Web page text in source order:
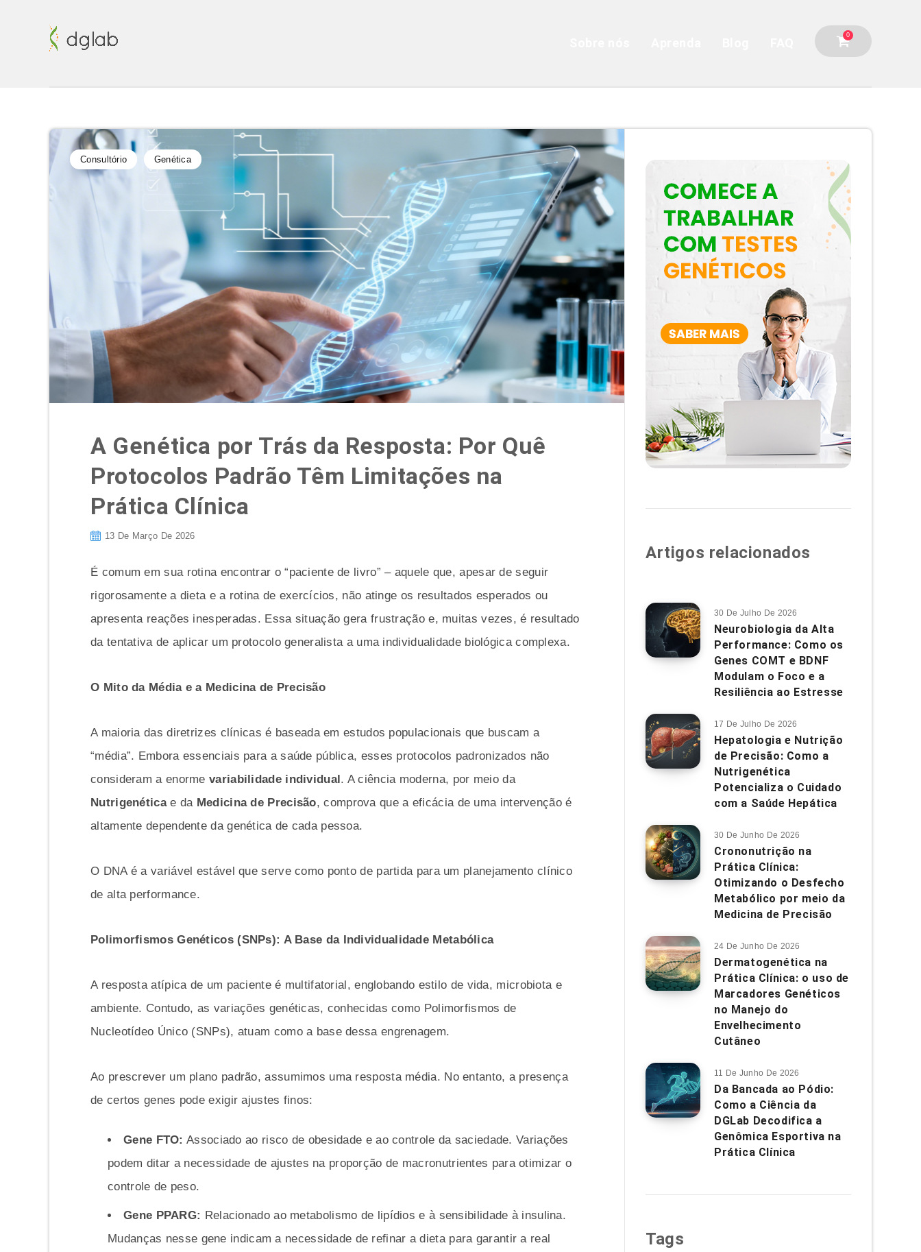
0
Consultório Genética
A Genética por Trás da Resposta: Por Quê
Protocolos Padrão Têm Limitações na
Prática Clínica
13 De Março De 2026
É comum em sua rotina encontrar o “paciente de livro” – aquele que, apesar de seguir
rigorosamente a dieta e a rotina de exercícios, não atinge os resultados esperados ou
apresenta reações inesperadas. Essa situação gera frustração e, muitas vezes, é resultado
da tentativa de aplicar um protocolo generalista a uma individualidade biológica complexa.
O Mito da Média e a Medicina de Precisão
A maioria das diretrizes clínicas é baseada em estudos populacionais que buscam a
“média”. Embora essenciais para a saúde pública, esses protocolos padronizados não
consideram a enormevariabilidade individual. A ciência moderna, por meio da
Nutrigenéticae da Medicina de Precisão, comprova que a eficácia de uma intervenção é
altamente dependente da genética de cada pessoa.
O DNA é a variável estável que serve como ponto de partida para um planejamento clínico
de alta performance.
Polimorfismos Genéticos (SNPs): A Base da Individualidade Metabólica
A resposta atípica de um paciente é multifatorial, englobando estilo de vida, microbiota e
ambiente. Contudo, as variações genéticas, conhecidas como Polimorfismos de
Nucleotídeo Único (SNPs), atuam como a base dessa engrenagem.
Ao prescrever um plano padrão, assumimos uma resposta média. No entanto, a presença
de certos genes pode exigir ajustes finos:
Gene FTO: Associado ao risco de obesidade e ao controle da saciedade. Variações
podem ditar a necessidade de ajustes na proporção de macronutrientes para otimizar o
controle de peso.
Gene PPARG: Relacionado ao metabolismo de lipídios e à sensibilidade à insulina.
Mudanças nesse gene indicam a necessidade de refinar a dieta para garantir a real
Artigos relacionados
30 De Julho De 2026
Neurobiologia da Alta
Performance: Como os
Genes COMT e BDNF
Modulam o Foco e a
Resiliência ao Estresse
17 De Julho De 2026
Hepatologia e Nutrição
de Precisão: Como a
Nutrigenética
Potencializa o Cuidado
com a Saúde Hepática
30 De Junho De 2026
Crononutrição na
Prática Clínica:
Otimizando o Desfecho
Metabólico por meio da
Medicina de Precisão
24 De Junho De 2026
Dermatogenética na
Prática Clínica: o uso de
Marcadores Genéticos
no Manejo do
Envelhecimento
Cutâneo
11 De Junho De 2026
Da Bancada ao Pódio:
Como a Ciência da
DGLab Decodifica a
Genômica Esportiva na
Prática Clínica
Tags